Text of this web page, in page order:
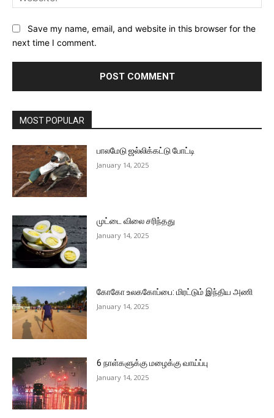
Save my name, email, and website in this browser for the
next time I comment.
MOST POPULAR
பாலமேடு ஜல்லிக்கட்டு போட்டி
January 14, 2025
முட்டை விலை சரிந்தது
January 14, 2025
கோகோ உலககோப்பை: மிரட்டும் இந்திய அணி
January 14, 2025
6 நாள்களுக்கு மழைக்கு வாய்ப்பு
January 14, 2025